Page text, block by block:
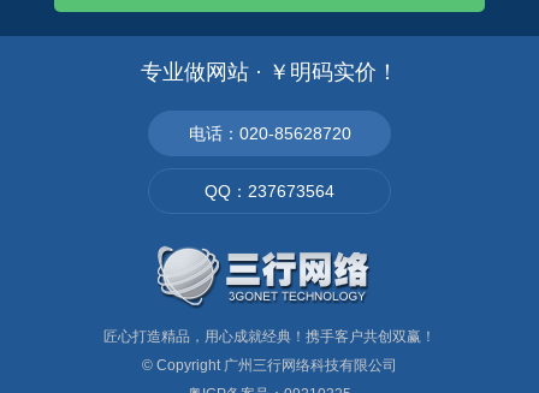
谷歌建站——外贸独立站SEO！划重点！
谷歌建站 - 外贸独立站建设流程！
专业做网站 · ￥明码实价！
电话：020-85628720
QQ：237673564
匠心打造精品，用心成就经典！携手客户共创双赢！
© Copyright 广州三行网络科技有限公司